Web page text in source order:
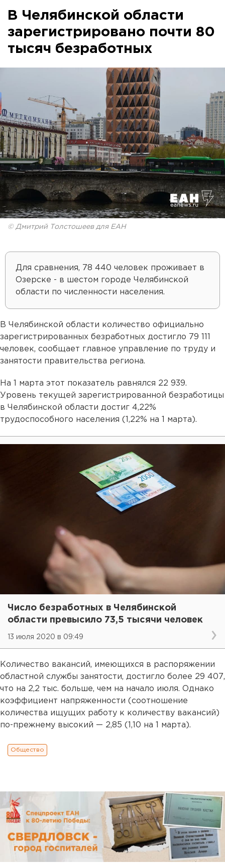
В Челябинской области
зарегистрировано почти 80
тысяч безработных
© Дмитрий Толстошеев для ЕАН
Для сравнения, 78 440 человек проживает в
Озерске - в шестом городе Челябинской
области по численности населения.
В Челябинской области количество официально
зарегистрированных безработных достигло 79 111
человек, сообщает главное управление по труду и
занятости правительства региона.
На 1 марта этот показатель равнялся 22 939.
Уровень текущей зарегистрированной безработицы
в Челябинской области достиг 4,22%
трудоспособного населения (1,22% на 1 марта).
Число безработных в Челябинской
области превысило 73,5 тысячи человек
13 июля 2020 в 09:49
Количество вакансий, имеющихся в распоряжении
областной службы занятости, достигло более 29 407,
что на 2,2 тыс. больше, чем на начало июля. Однако
коэффициент напряженности (соотношение
количества ищущих работу к количеству вакансий)
по-прежнему высокий — 2,85 (1,10 на 1 марта).
Общество